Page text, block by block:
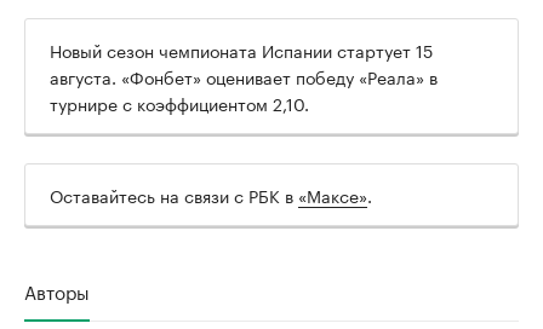
Новый сезон чемпионата Испании стартует 15
августа. «Фонбет» оценивает победу «Реала» в
турнире с коэффициентом 2,10.
Оставайтесь на связи с РБК в «Максе».
Авторы